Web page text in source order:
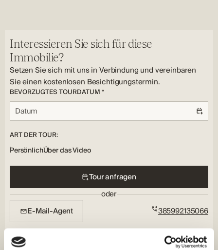
Heizung Typ:
Klimatisierung
Wohnküche, Parken
Interessieren Sie sich für diese
Immobilie?
Setzen Sie sich mit uns in Verbindung und vereinbaren
Sie einen kostenlosen Besichtigungstermin.
BEVORZUGTES TOURDATUM *
ART DER TOUR:
PersönlichÜber das Video
Tour anfragen
oder
E-Mail-Agent
385992135066